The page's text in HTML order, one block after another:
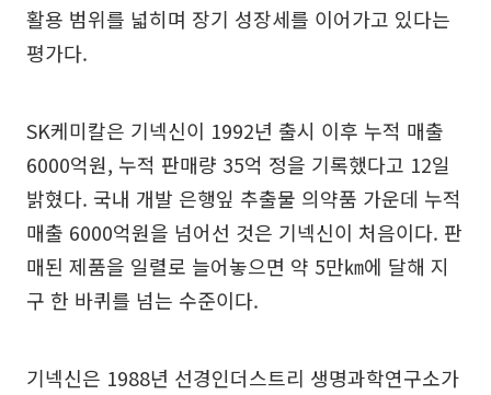
활용 범위를 넓히며 장기 성장세를 이어가고 있다는
평가다.
SK케미칼은 기넥신이 1992년 출시 이후 누적 매출
6000억원, 누적 판매량 35억 정을 기록했다고 12일
밝혔다. 국내 개발 은행잎 추출물 의약품 가운데 누적
매출 6000억원을 넘어선 것은 기넥신이 처음이다. 판
매된 제품을 일렬로 늘어놓으면 약 5만㎞에 달해 지
구 한 바퀴를 넘는 수준이다.
기넥신은 1988년 선경인더스트리 생명과학연구소가